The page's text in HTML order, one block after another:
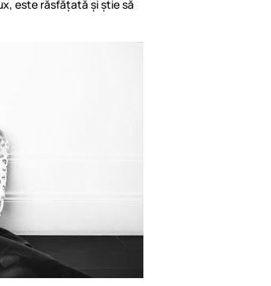
este răsfățată și știe să